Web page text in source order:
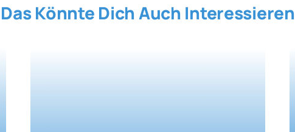
Das Könnte Dich Auch Interessieren